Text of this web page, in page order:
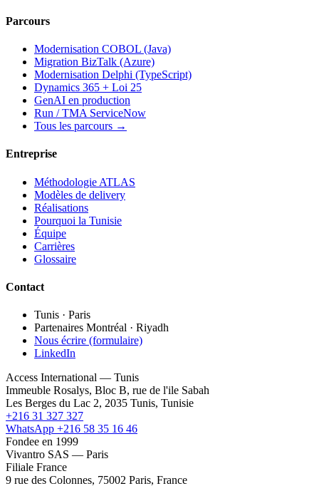
Parcours
Modernisation COBOL (Java)
Migration BizTalk (Azure)
Modernisation Delphi (TypeScript)
Dynamics 365 + Loi 25
GenAI en production
Run / TMA ServiceNow
Tous les parcours →
Entreprise
Méthodologie ATLAS
Modèles de delivery
Réalisations
Pourquoi la Tunisie
Équipe
Carrières
Glossaire
Contact
Tunis · Paris
Partenaires Montréal · Riyadh
Nous écrire (formulaire)
LinkedIn
Access International — Tunis
Immeuble Rosalys, Bloc B, rue de l'ile Sabah
Les Berges du Lac 2, 2035 Tunis, Tunisie
+216 31 327 327
WhatsApp +216 58 35 16 46
Fondee en 1999
Vivantro SAS — Paris
Filiale France
9 rue des Colonnes, 75002 Paris, France